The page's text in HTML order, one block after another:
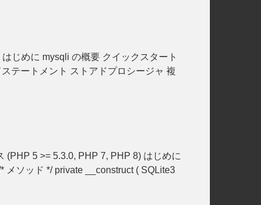
じめに mysqli の概要 クイックスタート
テートメント ストアドプロシージャ 複
(PHP 5 >= 5.3.0, PHP 7, PHP 8) はじめに
メソッド */ private __construct ( SQLite3